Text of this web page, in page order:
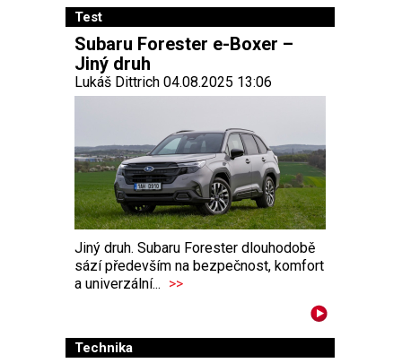
Test
Subaru Forester e-Boxer –
Jiný druh
Lukáš Dittrich 04.08.2025 13:06
Jiný druh. Subaru Forester dlouhodobě
sází především na bezpečnost, komfort
a univerzální... >>
Technika